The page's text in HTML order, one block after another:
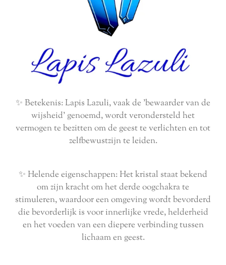
✨ Betekenis: Lapis Lazuli, vaak de 'bewaarder van de
wijsheid' genoemd, wordt verondersteld het
vermogen te bezitten om de geest te verlichten en tot
zelfbewustzijn te leiden.
✨ Helende eigenschappen: Het kristal staat bekend
om zijn kracht om het derde oogchakra te
stimuleren, waardoor een omgeving wordt bevorderd
die bevorderlijk is voor innerlijke vrede, helderheid
en het voeden van een diepere verbinding tussen
lichaam en geest.